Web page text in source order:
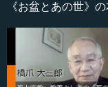
《お盆とあの世》